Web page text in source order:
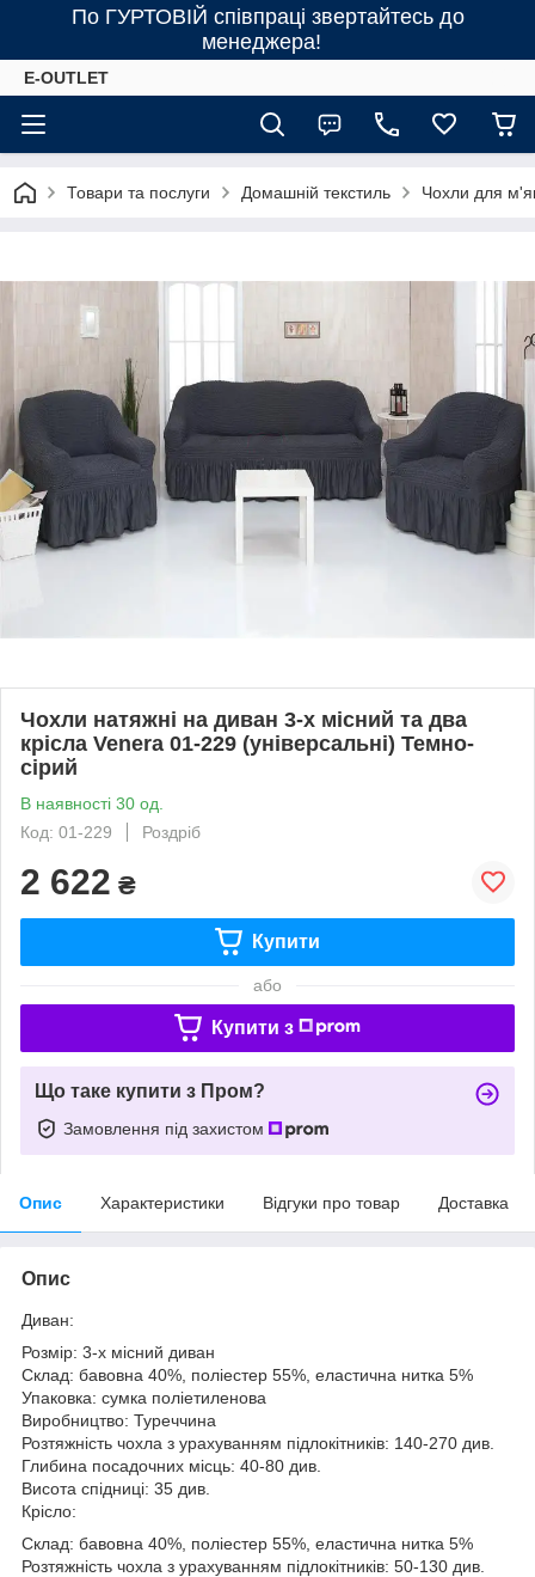
По ГУРТОВІЙ співпраці звертайтесь до
менеджера!
E-OUTLET
Товари та послуги Домашній текстиль Чохли для
Чохли натяжні на диван 3-х місний та два
крісла Venera 01-229 (універсальні) Темно-
сірий
В наявності 30 од.
Код: 01-229
Роздріб
2 622 ₴
Купити
або
Купити з
Що таке купити з Пром?
Замовлення під захистом
Опис Характеристики Відгуки про товар Доставка
Опис
Диван:
Розмір: 3-х місний диван
Склад: бавовна 40%, поліестер 55%, еластична нитка 5%
Упаковка: сумка поліетиленова
Виробництво: Туреччина
Розтяжність чохла з урахуванням підлокітників: 140-270 див.
Глибина посадочних місць: 40-80 див.
Висота спідниці: 35 див.
Крісло:
Склад: бавовна 40%, поліестер 55%, еластична нитка 5%
Розтяжність чохла з урахуванням підлокітників: 50-130 див.